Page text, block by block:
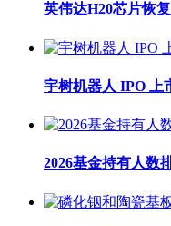
英伟达H20芯片恢
宇树机器人 IPO 上
2026基金持有人数